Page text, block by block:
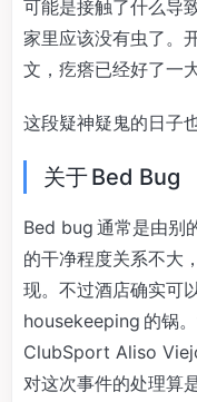
可能是接触了什么导
家里应该没有虫了。
文，疙瘩已经好了一大
这段疑神疑鬼的日子
关于 Bed Bug
Bed bug 通常是由别
的干净程度关系不大
现。不过酒店确实可
housekeeping 的锅
ClubSport Aliso
对这次事件的处理算